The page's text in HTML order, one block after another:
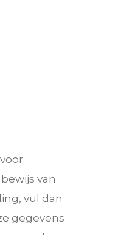
van
vul dan
gegevens